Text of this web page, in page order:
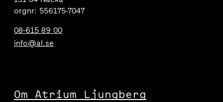
orgnr: 556175-7047
08-615 89 00
info@al.se
Om Atrium Ljungberg